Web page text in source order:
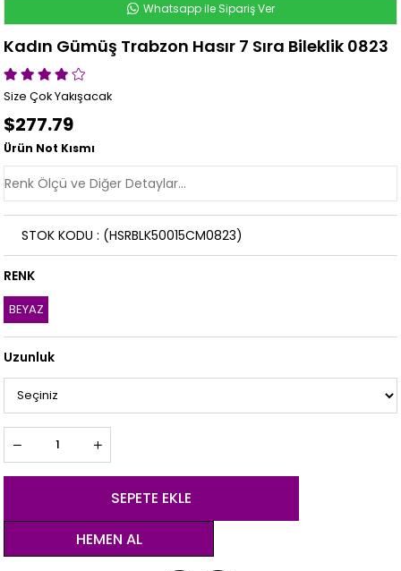
Whatsapp ile Sipariş Ver
Kadın Gümüş Trabzon Hasır 7 Sıra Bileklik 0823
Size Çok Yakışacak
$277.79
Ürün Not Kısmı
(HSRBLK50015CM0823)
STOK KODU
RENK
BEYAZ
Uzunluk